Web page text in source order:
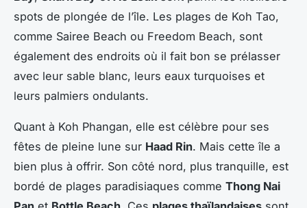
spots de plongée de l’île. Les plages de Koh Tao,
comme Sairee Beach ou Freedom Beach, sont
également des endroits où il fait bon se prélasser
avec leur sable blanc, leurs eaux turquoises et
leurs palmiers ondulants.
Quant à Koh Phangan, elle est célèbre pour ses
fêtes de pleine lune sur Haad Rin. Mais cette île a
bien plus à offrir. Son côté nord, plus tranquille, est
bordé de plages paradisiaques comme Thong Nai